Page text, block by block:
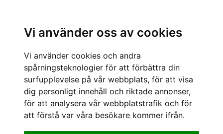
Vi använder oss av cookies
Vi använder cookies och andra
spårningsteknologier för att förbättra din
surfupplevelse på vår webbplats, för att visa
dig personligt innehåll och riktade annonser,
för att analysera vår webbplatstrafik och för
att förstå var våra besökare kommer ifrån.
« Tillbaka /Kläder för tjejer och killar/Vintage/Vintage tröjor
Sportif Vintage Vintage tröjor Butterfly crew